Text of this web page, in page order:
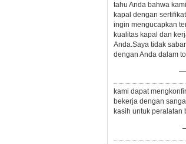
tahu Anda bahwa
kapal dengan
ingin mengucapkan
kualitas kapal dan
Anda.Saya tidak
dengan Anda dalam
kami dapat
bekerja dengan
kasih untuk peralatan